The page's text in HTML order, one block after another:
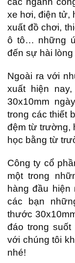
xe hơi, điện tử,
xuất đồ chơi,
ô tô… những
đến sự hài
Ngoài ra với
xuất hiện
30x10mm
trong các thiết
đệm từ trường,
học bằng từ
Công ty cổ
một trong
hàng đầu
các bạn
thước
đáo trong
với chúng tôi
nhé!